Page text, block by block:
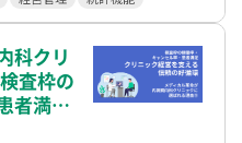
科クリ
査枠の
者満足